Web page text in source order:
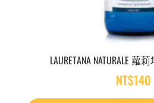
LAURETANA NATURALE
NT$140